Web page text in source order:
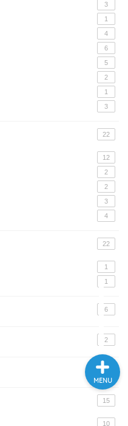
3
1
4
6
5
2
1
3
22
12
2
2
3
4
22
1
1
6
2
2
15
10
MENU